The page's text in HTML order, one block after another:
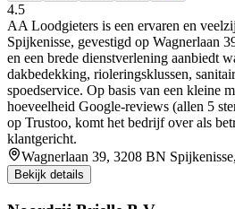
4.5
AA Loodgieters is een ervaren en
Spijkenisse, gevestigd op Wagnerlaan
en een brede dienstverlening aanbiedt
dakbedekking, rioleringsklussen,
spoedservice. Op basis van een kleine
hoeveelheid Google-reviews (allen 5
op Trustoo, komt het bedrijf over als
klantgericht.
Wagnerlaan 39, 3208 BN
Bekijk details